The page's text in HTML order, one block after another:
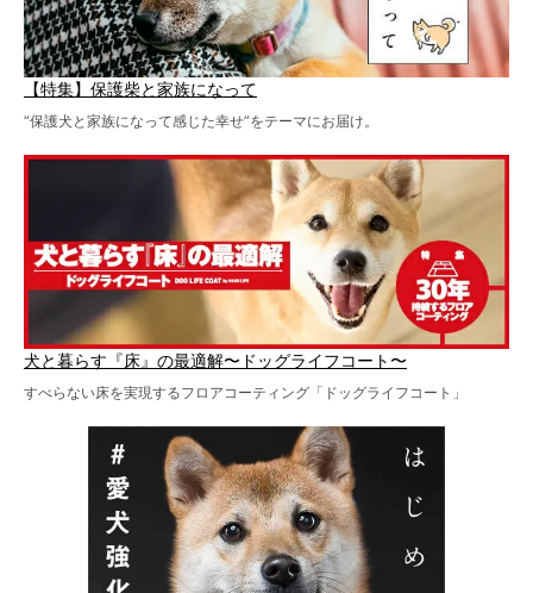
【特集】保護柴と家族になって
“保護犬と家族になって感じた幸せ”をテーマにお届け。
犬と暮らす『床』の最適解〜ドッグライフコート〜
すべらない床を実現するフロアコーティング「ドッグライフコート」